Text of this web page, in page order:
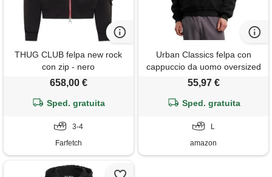
THUG CLUB felpa new rock
con zip - nero
658,00 €
Sped. gratuita
3-4
Farfetch
Urban Classics felpa con
cappuccio da uomo oversized
teddy hoody, casual da uomo,
orsacchiotto, oversize, nero, l
55,97 €
Sped. gratuita
L
amazon